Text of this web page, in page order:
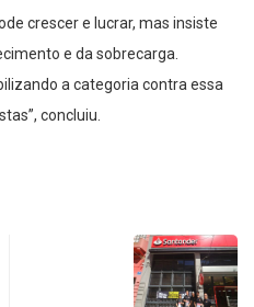
crescer e lucrar, mas insiste
e da sobrecarga.
a categoria contra essa
concluiu.